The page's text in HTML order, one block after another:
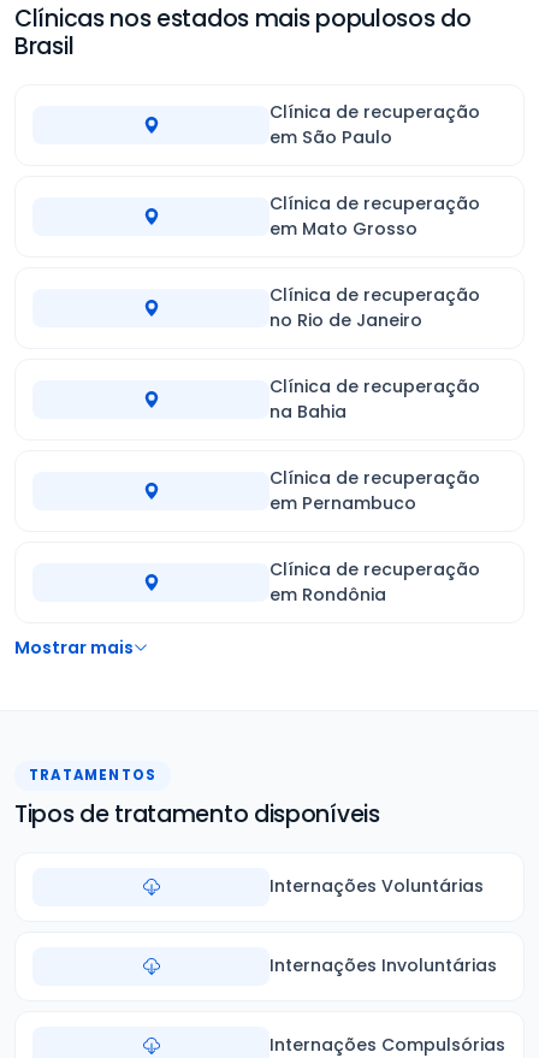
Clínicas nos estados mais populosos do
Brasil
Clínica de recuperação
em São Paulo
Clínica de recuperação
em Mato Grosso
Clínica de recuperação
no Rio de Janeiro
Clínica de recuperação
na Bahia
Clínica de recuperação
em Pernambuco
Clínica de recuperação
em Rondônia
Mostrar mais
TRATAMENTOS
Tipos de tratamento disponíveis
Internações Voluntárias
Internações Involuntárias
Internações Compulsórias